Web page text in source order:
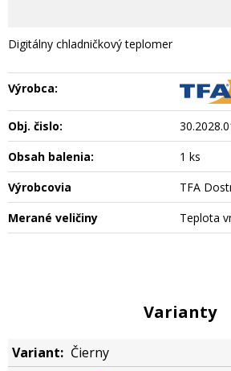
Digitálny chladničkový teplomer
Výrobca:
Obj. čislo:
Obsah balenia:
1 ks
Výrobcovia
TFA
Merané veličiny
Teplota
Varianty
Čierny